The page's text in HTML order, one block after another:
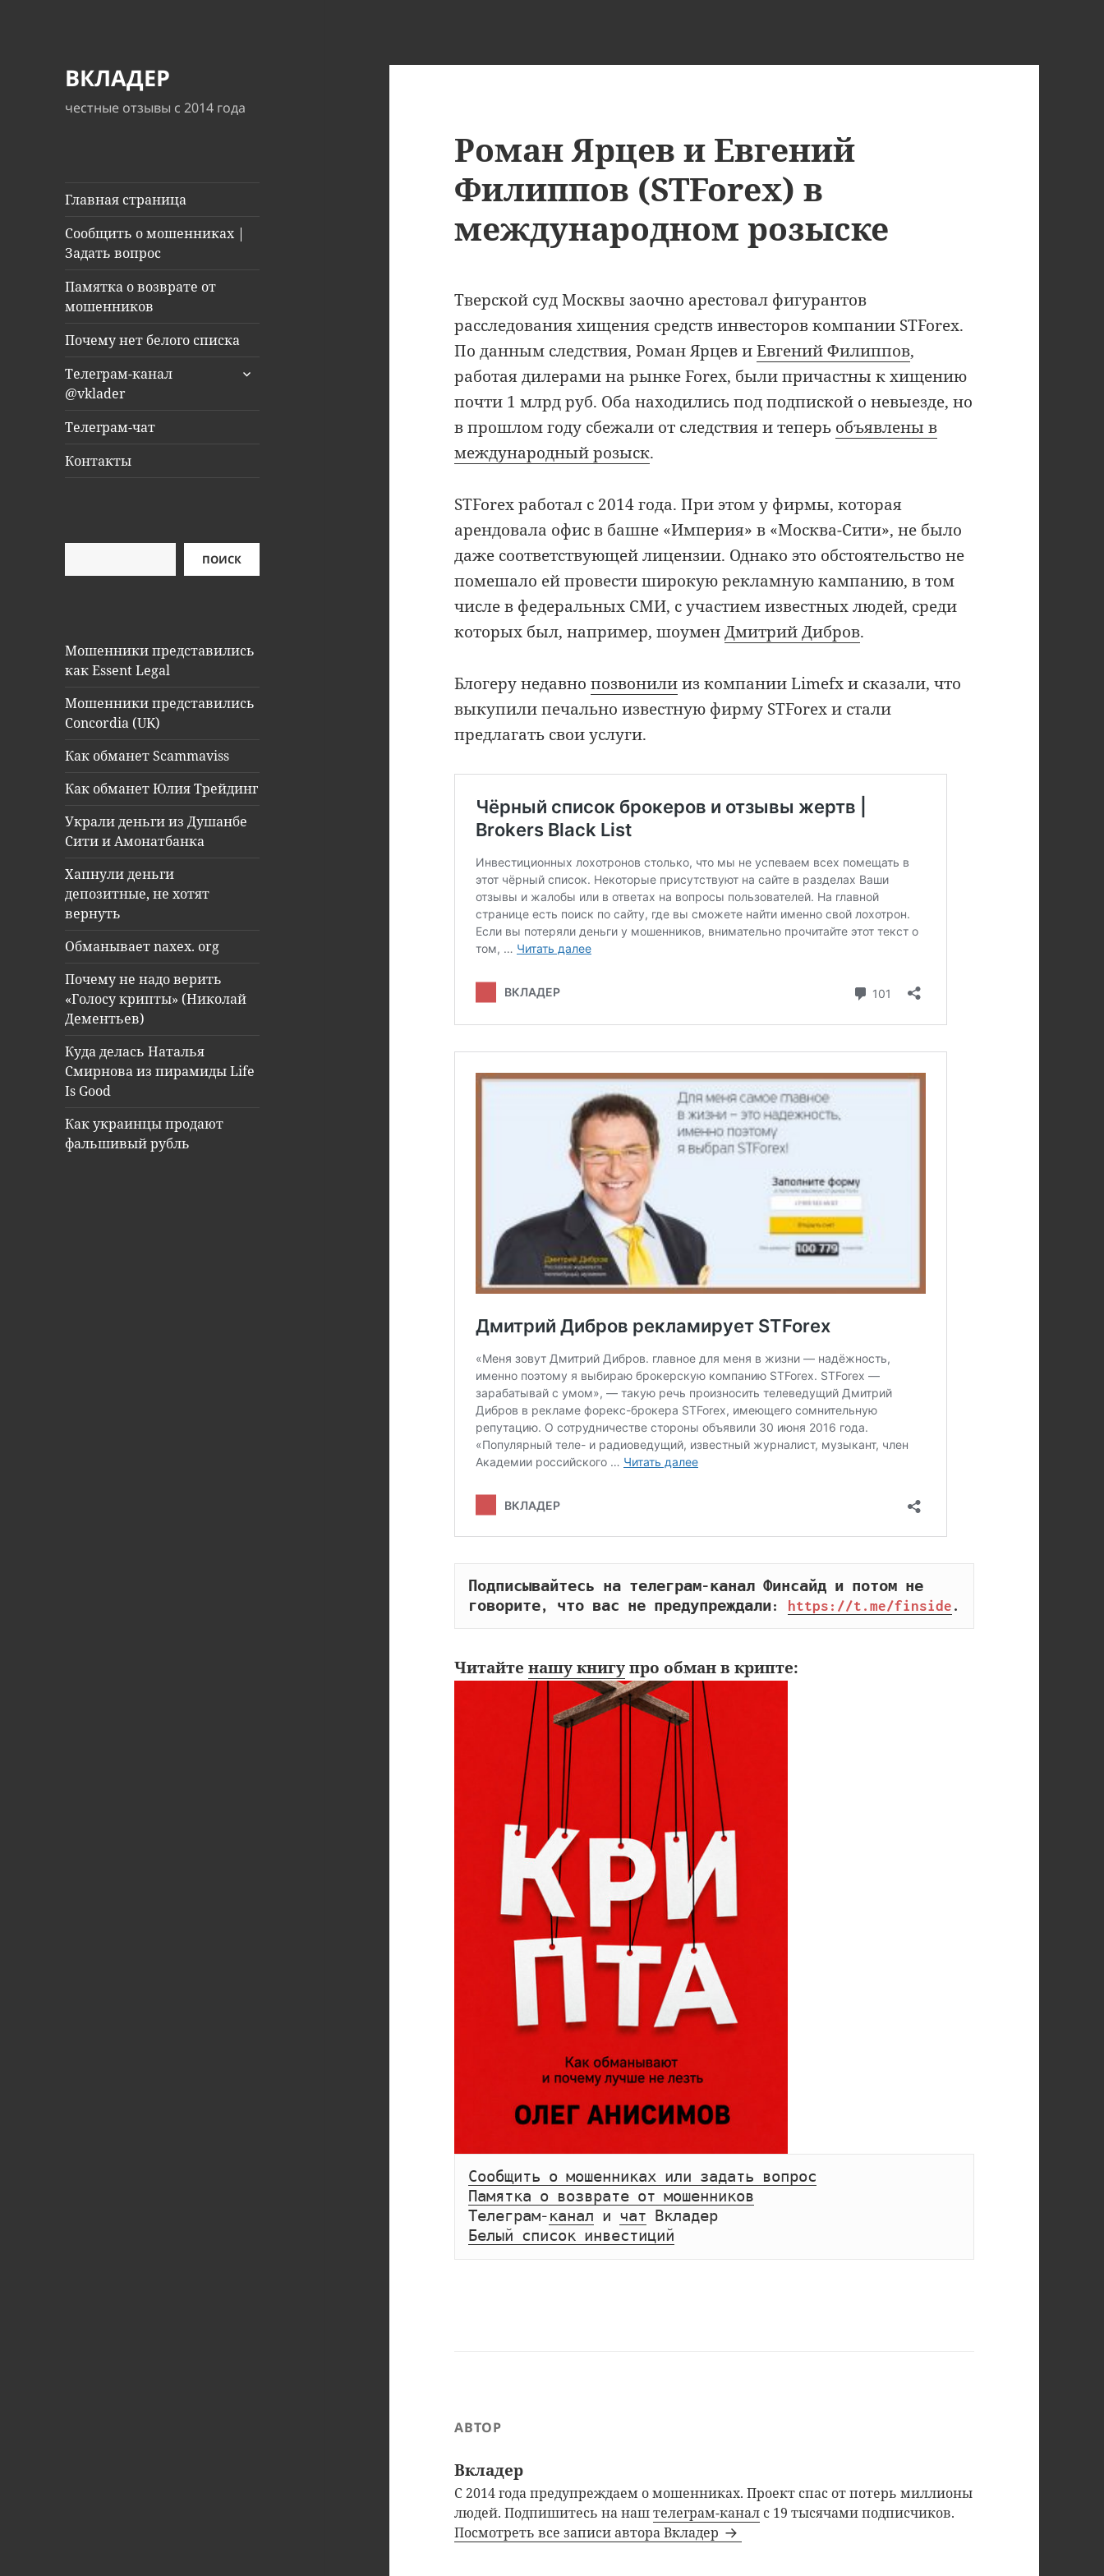
ВКЛАДЕР
честные отзывы с 2014 года
Главная страница
Сообщить о мошенниках |
Задать вопрос
Памятка о возврате от
мошенников
Почему нет белого списка
Телеграм-канал
@vklader
раскрыть
Телеграм-чат
Контакты
ПОИСК
Мошенники представились
как Essent Legal
Мошенники представились
Concordia (UK)
Как обманет Scammaviss
Как обманет Юлия Трейдинг
Украли деньги из Душанбе
Сити и Амонатбанка
Хапнули деньги
депозитные, не хотят
вернуть
Обманывает naxex. org
Почему не надо верить
«Голосу крипты» (Николай
Дементьев)
Куда делась Наталья
Смирнова из пирамиды Life
Is Good
Как украинцы продают
фальшивый рубль
Роман Ярцев и Евгений
Филиппов (STForex) в
международном розыске
Тверской суд Москвы заочно арестовал фигурантов
расследования хищения средств инвесторов компании STForex.
По данным следствия, Роман Ярцев иЕвгений Филиппов,
работая дилерами на рынке Forex, были причастны к хищению
почти 1 млрд руб. Оба находились под подпиской о невыезде, но
в прошлом году сбежали от следствия и теперь объявлены в
международный розыск.
STForex работал с 2014 года. При этом у фирмы, которая
арендовала офис в башне «Империя» в «Москва-Сити», не было
даже соответствующей лицензии. Однако это обстоятельство не
помешало ей провести широкую рекламную кампанию, в том
числе в федеральных СМИ, с участием известных людей, среди
которых был, например, шоуменДмитрий Дибров.
Блогеру недавнопозвонилииз компании Limefx и сказали, что
выкупили печально известную фирму STForex и стали
предлагать свои услуги.
Подписывайтесь на телеграм-канал Финсайд и потом не
говорите, что вас не предупреждали:
https://t.me/finside .
Читайтенашу книгупро обман в крипте:
Сообщить о мошенниках или задать вопрос
Памятка о возврате от мошенников
Телеграм- канал и чат
Вкладер
Белый список инвестиций
АВТОР
Вкладер
С 2014 года предупреждаем о мошенниках. Проект спас от потерь миллионы
людей. Подпишитесь на наштелеграм-канал с 19 тысячами подписчиков.
Посмотреть все записи автора Вкладер